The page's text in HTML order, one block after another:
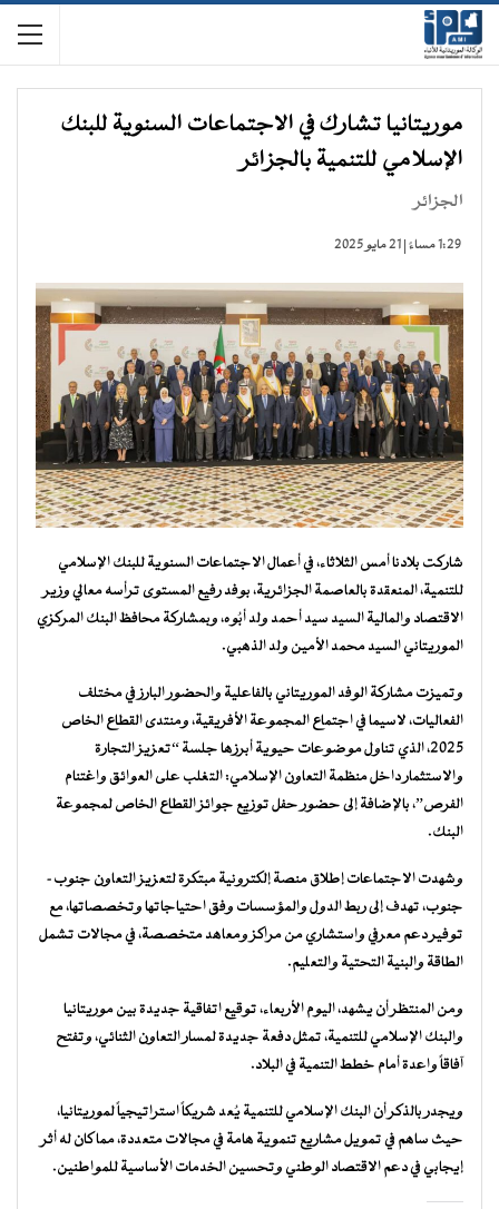
موريتانيا تشارك في الاجتماعات السنوية للبنك
الإسلامي للتنمية بالجزائر
الجزائر
1:29 مساءً | 21 مايو 2025
شاركت بلادنا أمس الثلاثاء، في أعمال الاجتماعات السنوية للبنك الإسلامي
للتنمية، المنعقدة بالعاصمة الجزائرية، بوفد رفيع المستوى ترأسه معالي وزير
الاقتصاد والمالية السيد سيد أحمد ولد أبُوه، وبمشاركة محافظ البنك المركزي
الموريتاني السيد محمد الأمين ولد الذهبي.
وتميزت مشاركة الوفد الموريتاني بالفاعلية والحضور البارز في مختلف
الفعاليات، لاسيما في اجتماع المجموعة الأفريقية، ومنتدى القطاع الخاص
2025، الذي تناول موضوعات حيوية أبرزها جلسة “تعزيز التجارة
والاستثمار داخل منظمة التعاون الإسلامي: التغلب على العوائق واغتنام
الفرص”، بالإضافة إلى حضور حفل توزيع جوائز القطاع الخاص لمجموعة
البنك.
وشهدت الاجتماعات إطلاق منصة إلكترونية مبتكرة لتعزيز التعاون جنوب-
جنوب، تهدف إلى ربط الدول والمؤسسات وفق احتياجاتها وتخصصاتها، مع
توفير دعم معرفي واستشاري من مراكز ومعاهد متخصصة، في مجالات تشمل
الطاقة والبنية التحتية والتعليم.
ومن المنتظر أن يشهد، اليوم الأربعاء، توقيع اتفاقية جديدة بين موريتانيا
والبنك الإسلامي للتنمية، تمثل دفعة جديدة لمسار التعاون الثنائي، وتفتح
آفاقاً واعدة أمام خطط التنمية في البلاد.
ويجدر بالذكر أن البنك الإسلامي للتنمية يُعد شريكاً استراتيجياً لموريتانيا،
حيث ساهم في تمويل مشاريع تنموية هامة في مجالات متعددة، مما كان له أثر
إيجابي في دعم الاقتصاد الوطني وتحسين الخدمات الأساسية للمواطنين.